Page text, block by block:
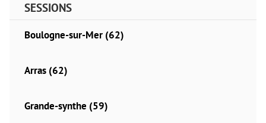
SESSIONS
Boulogne-sur-Mer (62)
Arras (62)
Grande-synthe (59)